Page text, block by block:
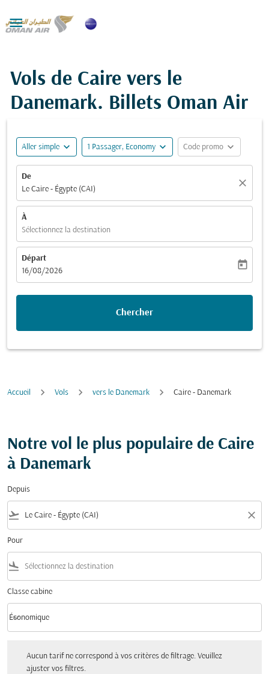

Vols de Caire vers le
Danemark. Billets Oman Air
Aller simple expand_more 1 Passager, Economy expand_more Code promo expand_more
De
Le Caire - Égypte (CAI)
close
À
Sélectionnez la destination
Départ
fc-booking-departure-date-aria-label
16/08/2026
today
Chercher
Accueil Vols vers le Danemark Caire - Danemark
Notre vol le plus populaire de Caire
à Danemark
Depuis
flight_takeoff close
Pour
flight_land
Classe cabine
Classe cabine option Économique Selected
Économique
keyboard_arrow_down
Aucun tarif ne correspond à vos critères de filtrage. Veuillez
ajuster vos filtres.